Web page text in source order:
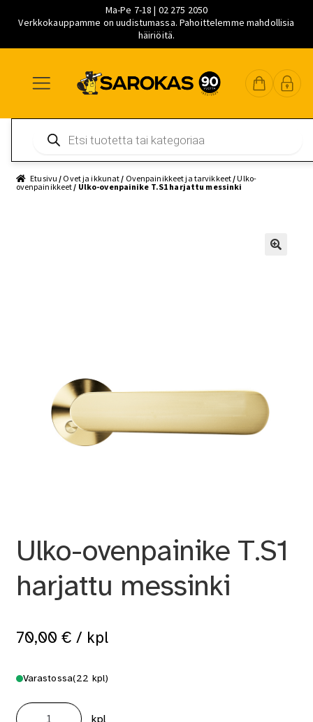
Ma-Pe 7-18 | 02 275 2050
Verkkokauppamme on uudistumassa. Pahoittelemme mahdollisia
häiriöitä.
navigointiin
sisältöön
pääsisältöön
search
Etusivu / Ovet ja ikkunat / Ovenpainikkeet ja tarvikkeet /Ulko-
ovenpainikkeet / Ulko-ovenpainike T.S1 harjattu messinki
Ulko-ovenpainike T.S1
harjattu messinki
70,00 € / kpl
Varastossa(22 kpl)
Ulko-
ovenpainike kpl